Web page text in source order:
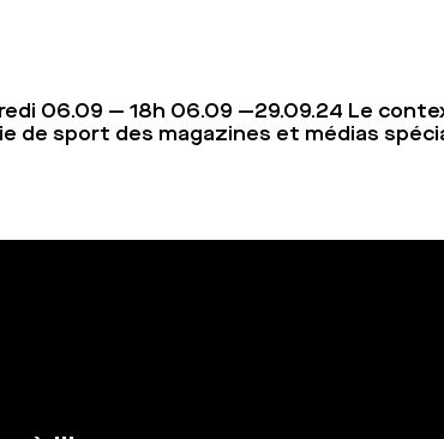
06.09 — 18h 06.09 —29.09.24 Le
de sport des magazines et médias